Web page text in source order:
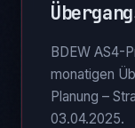
BDEW AS4-
monatigen
Planung –
03.04.2025.